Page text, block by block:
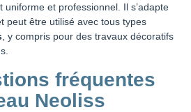
et professionnel. Il s’adapte
peut être utilisé avec tous types
, y compris pour des travaux décoratifs
fréquentes
Neoliss